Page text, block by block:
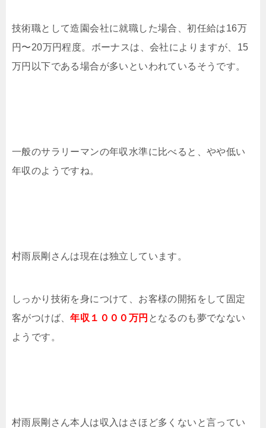
技術職として造園会社に就職した場合、初任給は16万
円〜20万円程度。ボーナスは、会社によりますが、15
万円以下である場合が多いといわれているそうです。
一般のサラリーマンの年収水準に比べると、やや低い
年収のようですね。
村雨辰剛さんは現在は独立しています。
しっかり技術を身につけて、お客様の開拓をして固定
客がつけば、年収１０００万円 となるのも夢でなない
ようです。
村雨辰剛さん本人は収入はさほど多くないと言ってい